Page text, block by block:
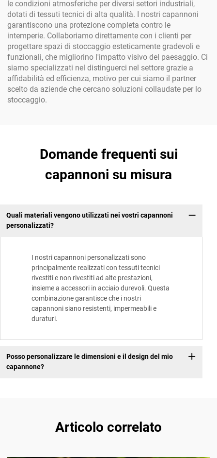
le condizioni atmosferiche per diversi settori industriali,
dotati di tessuti tecnici di alta qualità. I nostri capannoni
garantiscono una protezione completa contro le
intemperie. Collaboriamo direttamente con i clienti per
progettare spazi di stoccaggio esteticamente gradevoli e
funzionali, che migliorino l'impatto visivo del paesaggio. Ci
siamo specializzati nel distinguerci nel settore grazie a
affidabilità ed efficienza, motivo per cui siamo il partner
scelto da aziende che cercano soluzioni collaudate per lo
stoccaggio.
Domande frequenti sui
capannoni su misura
Quali materiali vengono utilizzati nei vostri capannoni
personalizzati?
I nostri capannoni personalizzati sono
principalmente realizzati con tessuti tecnici
rivestiti e non rivestiti ad alte prestazioni,
insieme a accessori in acciaio durevoli. Questa
combinazione garantisce che i nostri
capannoni siano resistenti, impermeabili e
duraturi.
Posso personalizzare le dimensioni e il design del mio
capannone?
Articolo correlato